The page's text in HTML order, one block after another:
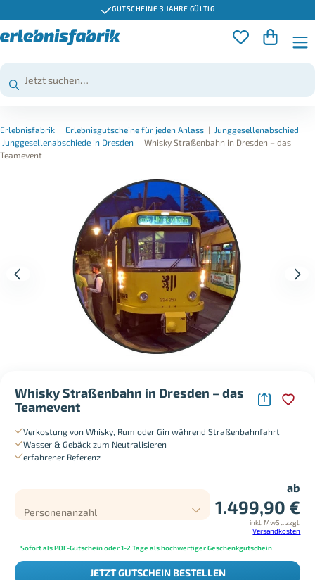
GUTSCHEINE 3 JAHRE GÜLTIG
Erlebnisfabrik | Erlebnisgutscheine für jeden Anlass | Junggesellenabschied |
Junggesellenabschiede in Dresden | Whisky Straßenbahn in Dresden – das
Teamevent
Whisky Straßenbahn in Dresden – das
Teamevent
Verkostung von Whisky, Rum oder Gin während Straßenbahnfahrt
Wasser & Gebäck zum Neutralisieren
erfahrener Referenz
Personenanzahl
ab
1.499,90 €
inkl. MwSt. zzgl.
Versandkosten
Sofort als PDF-Gutschein oder 1-2 Tage als hochwertiger Geschenkgutschein
JETZT GUTSCHEIN BESTELLEN